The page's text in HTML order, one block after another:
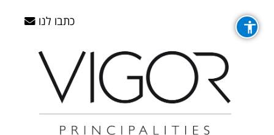
לניווט
לתוכן
לניווט
לתוכן
כתבו לנו